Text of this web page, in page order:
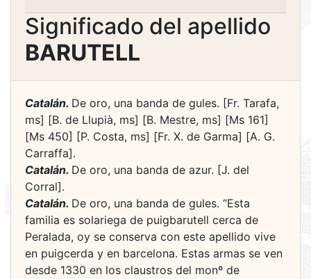
Significado del apellido
BARUTELL
Catalán. De oro, una banda de gules. [Fr. Tarafa,
ms] [B. de Llupià, ms] [B. Mestre, ms] [Ms 161]
[Ms 450] [P. Costa, ms] [Fr. X. de Garma] [A. G.
Carraffa].
Catalán. De oro, una banda de azur. [J. del
Corral].
Catalán. De oro, una banda de gules. “Esta
familia es solariega de puigbarutell cerca de
Peralada, oy se conserva con este apellido vive
en puigcerda y en barcelona. Estas armas se ven
desde 1330 en los claustros del monº de